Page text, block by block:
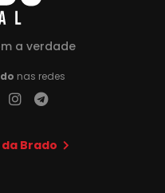
a verdade
nas redes
Brado